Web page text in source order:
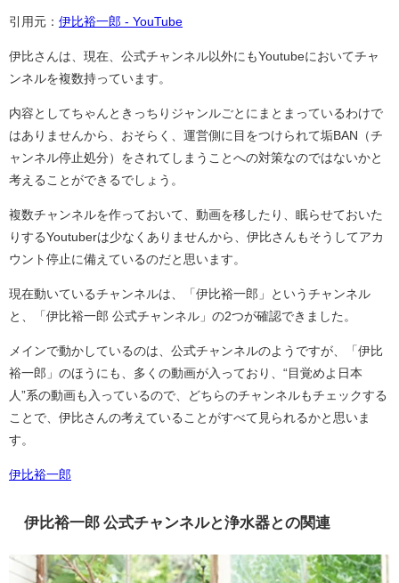
引用元： 伊比裕一郎 - YouTube
伊比さんは、現在、公式チャンネル以外にもYoutubeにおいてチャ
ンネルを複数持っています。
内容としてちゃんときっちりジャンルごとにまとまっているわけで
はありませんから、おそらく、運営側に目をつけられて垢BAN（チ
ャンネル停止処分）をされてしまうことへの対策なのではないかと
考えることができるでしょう。
複数チャンネルを作っておいて、動画を移したり、眠らせておいた
りするYoutuberは少なくありませんから、伊比さんもそうしてアカ
ウント停止に備えているのだと思います。
現在動いているチャンネルは、「伊比裕一郎」というチャンネル
と、「伊比裕一郎 公式チャンネル」の2つが確認できました。
メインで動かしているのは、公式チャンネルのようですが、「伊比
裕一郎」のほうにも、多くの動画が入っており、“目覚めよ日本
人”系の動画も入っているので、どちらのチャンネルもチェックする
ことで、伊比さんの考えていることがすべて見られるかと思いま
す。
伊比裕一郎
伊比裕一郎 公式チャンネルと浄水器との関連